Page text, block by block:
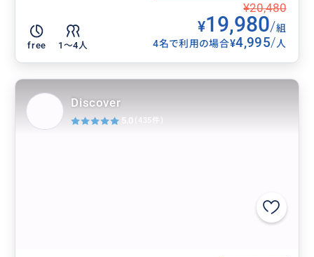
free 1〜4人
¥20,480
¥19,980/組
4名で利用の場合¥4,995/人
Discover
5.0 (435件)